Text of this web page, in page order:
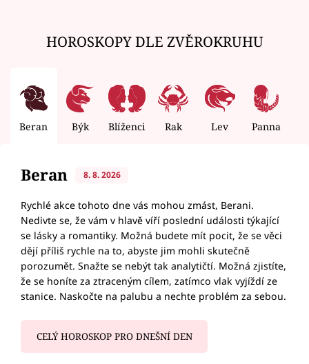
HOROSKOPY DLE ZVĚROKRUHU
Beran Býk Blíženci Rak Lev Panna
Beran 8. 8. 2026
Rychlé akce tohoto dne vás mohou zmást, Berani.
Nedivte se, že vám v hlavě víří poslední události týkající
se lásky a romantiky. Možná budete mít pocit, že se věci
dějí příliš rychle na to, abyste jim mohli skutečně
porozumět. Snažte se nebýt tak analytičtí. Možná zjistíte,
že se honíte za ztraceným cílem, zatímco vlak vyjíždí ze
stanice. Naskočte na palubu a nechte problém za sebou.
CELÝ HOROSKOP PRO DNEŠNÍ DEN